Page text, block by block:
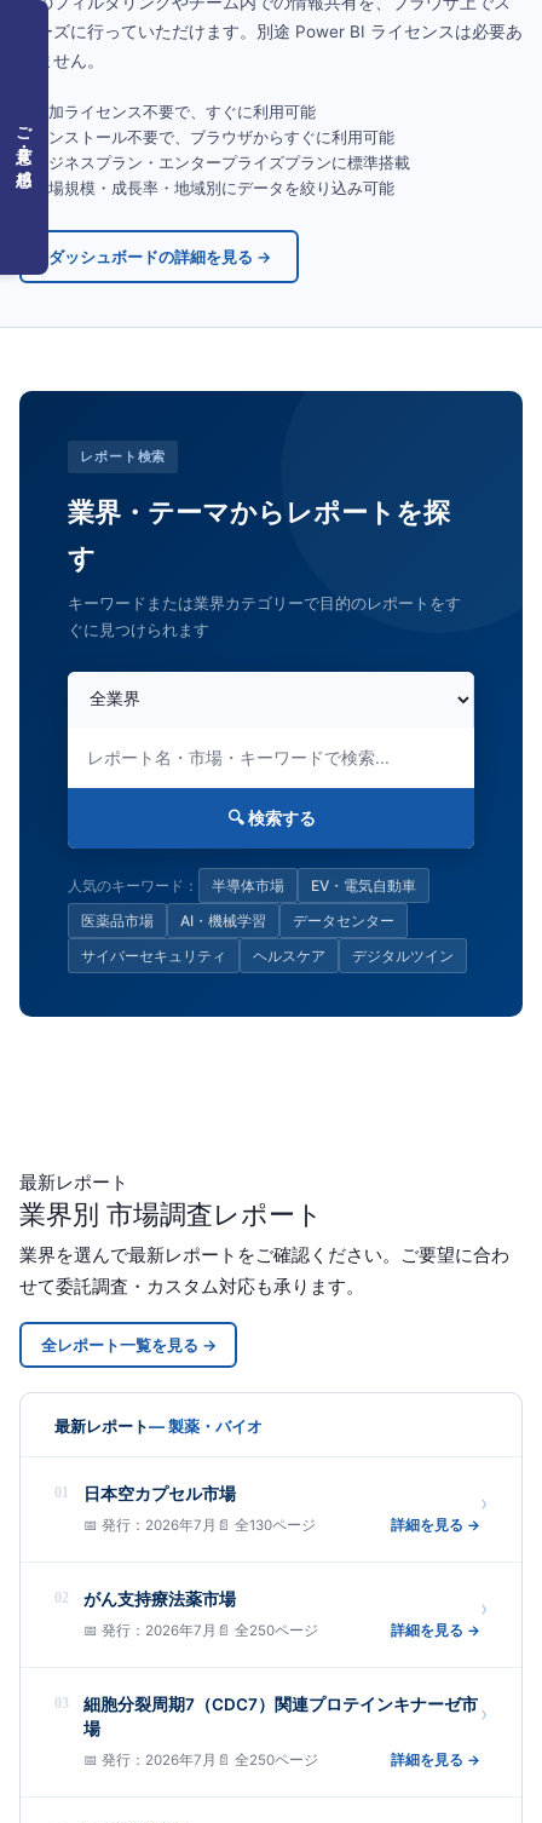
ムーズに行っていただけます。別途 Power BI ライセンスは必要あ
りません。
追加ライセンス不要で、すぐに利用可能
✓ インストール不要で、ブラウザからすぐに利用可能
✓ ビジネスプラン・エンタープライズプランに標準搭載
✓ 市場規模・成長率・地域別にデータを絞り込み可能
ダッシュボードの詳細を見る →
レポート検索
業界・テーマからレポートを探
す
キーワードまたは業界カテゴリーで目的のレポートをす
ぐに見つけられます
🔍 検索する
人気のキーワード： 半導体市場
EV・電気自動車
医薬品市場
AI・機械学習
データセンター
サイバーセキュリティ
ヘルスケア デジタルツイン
最新レポート
業界別 市場調査レポート
業界を選んで最新レポートをご確認ください。ご要望に合わ
せて委託調査・カスタム対応も承ります。
全レポート一覧を見る →
最新レポート— 製薬・バイオ
01 日本空カプセル市場
📅 発行：2026年7月 📄 全130ページ 詳細を見る →
›
02 がん支持療法薬市場
📅 発行：2026年7月 📄 全250ページ 詳細を見る →
›
03
細胞分裂周期7（CDC7）関連プロテインキナーゼ市
場
📅 発行：2026年7月 📄 全250ページ 詳細を見る →
›
ご意見・ご感想